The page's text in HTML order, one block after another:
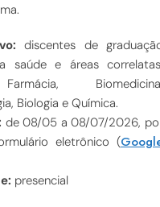
discentes de
saúde e áreas
Biologia e Química.
de 08/05 a 08/07/2026,
eletrônico (
presencial